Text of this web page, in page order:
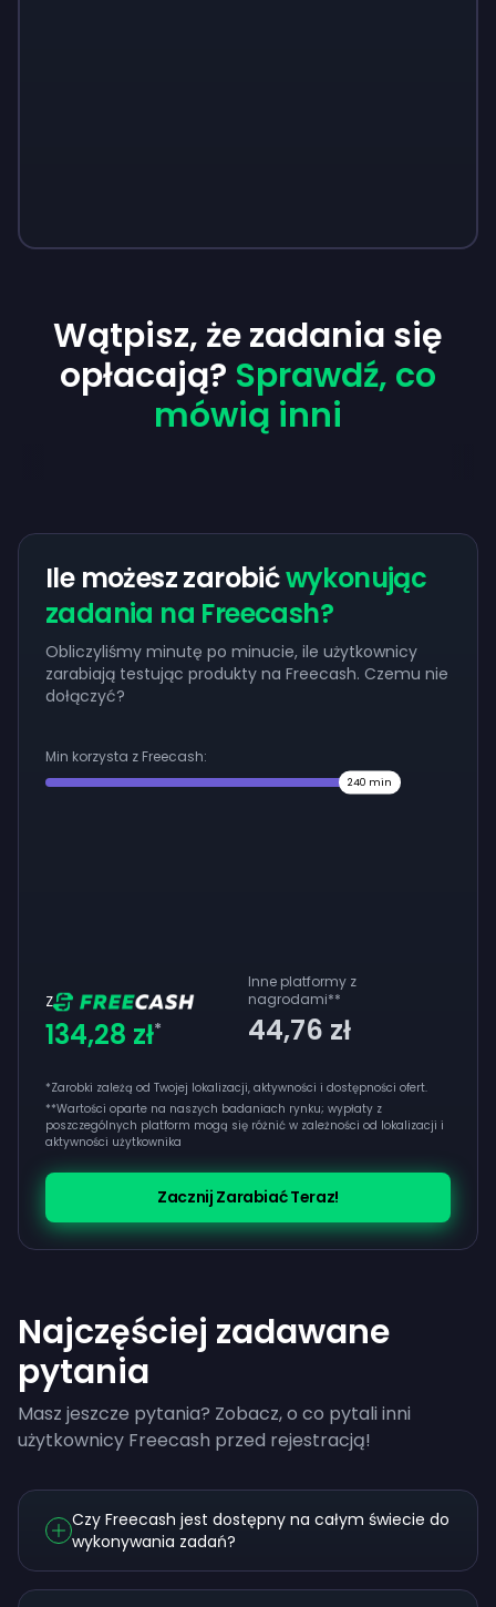
Wątpisz, że zadania się
opłacają? Sprawdź, co
mówią inni
Ile możesz zarobićwykonując
zadania na Freecash?
Obliczyliśmy minutę po minucie, ile użytkownicy
zarabiają testując produkty na Freecash. Czemu nie
dołączyć?
Min korzysta z Freecash:
240 min
Z
134,28 zł*
Inne platformy z
nagrodami**
44,76 zł
*Zarobki zależą od Twojej lokalizacji, aktywności i dostępności ofert.
**Wartości oparte na naszych badaniach rynku; wypłaty z
poszczególnych platform mogą się różnić w zależności od lokalizacji i
aktywności użytkownika
Zacznij Zarabiać Teraz!
Najczęściej zadawane
pytania
Masz jeszcze pytania? Zobacz, o co pytali inni
użytkownicy Freecash przed rejestracją!
Czy Freecash jest dostępny na całym świecie do
wykonywania zadań?